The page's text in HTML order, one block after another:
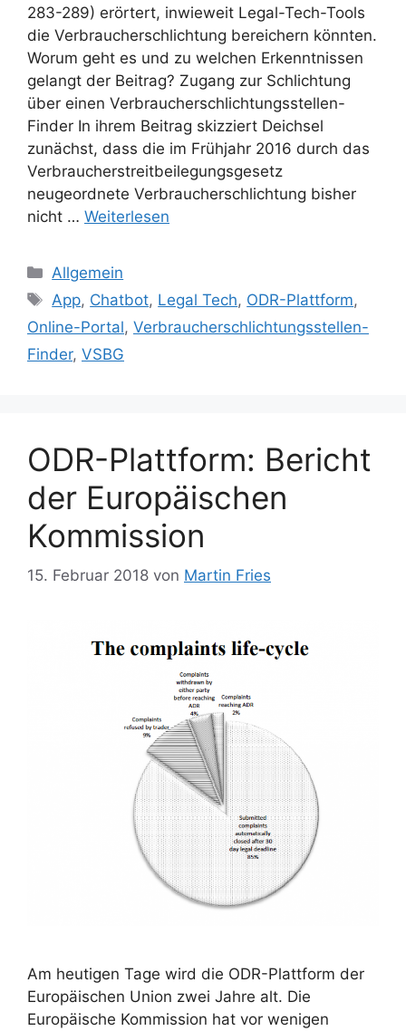
283-289) erörtert, inwieweit Legal-Tech-Tools
die Verbraucherschlichtung bereichern könnten.
Worum geht es und zu welchen Erkenntnissen
gelangt der Beitrag? Zugang zur Schlichtung
über einen Verbraucherschlichtungsstellen-
Finder In ihrem Beitrag skizziert Deichsel
zunächst, dass die im Frühjahr 2016 durch das
Verbraucherstreitbeilegungsgesetz
neugeordnete Verbraucherschlichtung bisher
nicht … Weiterlesen
Kategorien
Allgemein
Schlagwörter
App, Chatbot, Legal Tech, ODR-Plattform,
Online-Portal, Verbraucherschlichtungsstellen-
Finder, VSBG
ODR-Plattform: Bericht
der Europäischen
Kommission
15. Februar 2018 von Martin Fries
Am heutigen Tage wird die ODR-Plattform der
Europäischen Union zwei Jahre alt. Die
Europäische Kommission hat vor wenigen